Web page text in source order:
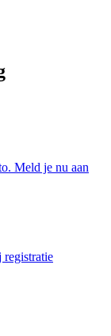
Meld je nu aan